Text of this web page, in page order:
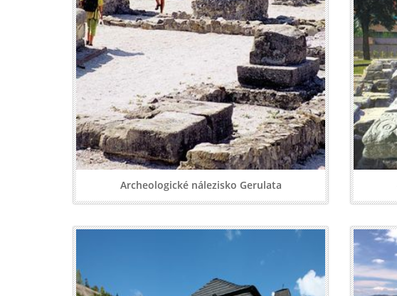
Archeologické nálezisko Gerulata